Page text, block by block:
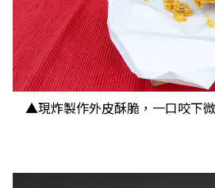
▲現炸製作外皮酥脆，一口咬下